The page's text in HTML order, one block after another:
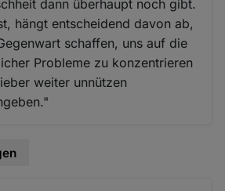
dann überhaupt noch gibt.
hängt entscheidend davon ab,
schaffen, uns auf die
Probleme zu konzentrieren
weiter unnützen